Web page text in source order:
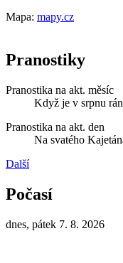
Mapa: mapy.cz
Pranostiky
Pranostika na akt. měsíc
Když je v srpnu
Pranostika na akt. den
Na svatého
Další
Počasí
dnes, pátek 7. 8. 2026